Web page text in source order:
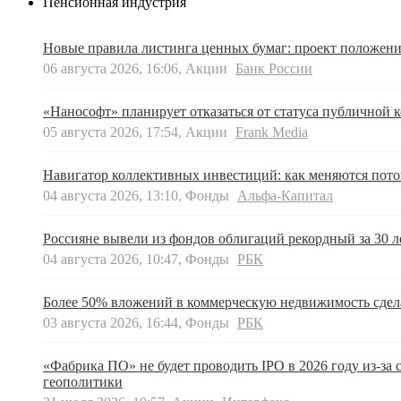
Новые правила листинга ценных бумаг: проект
06 августа 2026, 16:06, Акции
Банк России
«Нанософт» планирует отказаться от статуса публичной
05 августа 2026, 17:54, Акции Frank Media
Навигатор коллективных инвестиций: как меняются
04 августа 2026, 13:10, Фонды
Альфа-Капитал
Россияне вывели из фондов облигаций рекордный за 30
04 августа 2026, 10:47, Фонды РБК
Более 50% вложений в коммерческую недвижимость
03 августа 2026, 16:44, Фонды РБК
«Фабрика ПО» не будет проводить IPO в 2026 году из-за
геополитики